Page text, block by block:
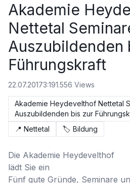
Akademie
Nettetal
Auszubildenden
Führungskraft
22.07.20173:191.556 Views
Akademie Heydevelthof Nettetal
Auszubildenden bis zur
📍 Nettetal 🏷️ Bildung
Die Akademie Heydevelthof
lädt Sie ein
Fünf gute Gründe, Seminare